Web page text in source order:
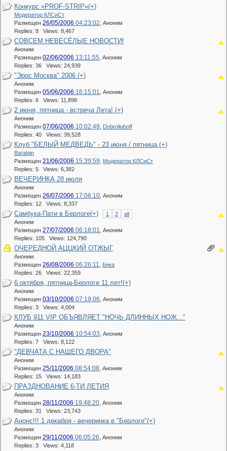
Конкурс «PROF-STRIP»(+)
Модератор КЛСиСт
Размещен 26/05/2006 04:23:02 Аноним
Replies: 8 Views: 8,467
СОВСЕМ НЕВЕСЁЛЫЕ НОВОСТИ!
Аноним
Размещен 02/06/2006 13:11:55 Аноним
Replies: 36 Views: 24,939
"Эрос Москва" 2006 (+)
Аноним
Размещен 05/06/2006 16:15:01 Аноним
Replies: 6 Views: 11,898
2 июня, пятница - встреча Лета! (+)
Аноним
Размещен 07/06/2006 10:02:49
Dobroliuboff
Replies: 40 Views: 39,528
Клуб "БЕЛЫЙ МЕДВЕДЬ" - 23 июня / пятница (+)
Baralgin
Размещен 21/06/2006 15:39:59
Модератор КЛСиСт
Replies: 5 Views: 6,382
ВЕЧЕРИНКА 28 июля
Аноним
Размещен 26/07/2006 17:06:10 Аноним
Replies: 12 Views: 8,337
Самбука-Пати в Берлоге(+) 1 2
all
Аноним
Размещен 27/07/2006 06:18:01 Аноним
Replies: 105 Views: 124,790
ОЧЕРЕДНОЙ АЦЦКИЙ ОТЖЫГ
Аноним
Размещен 26/08/2006 06:26:11
Бяка
Replies: 26 Views: 22,359
6 октября, пятница-Берлоге 11 лет!(+)
Аноним
Размещен 03/10/2006 07:19:06 Аноним
Replies: 3 Views: 4,004
КЛУБ 911 VIP ОБЪЯВЛЯЕТ "НОЧЬ ДЛИННЫХ НОЖ..."
Аноним
Размещен 23/10/2006 10:54:03 Аноним
Replies: 7 Views: 8,122
"ДЕВЧАТА С НАШЕГО ДВОРА"
Аноним
Размещен 25/11/2006 08:54:08 Аноним
Replies: 15 Views: 14,183
ПРАЗДНОВАНИЕ 6-ТИ ЛЕТИЯ
Аноним
Размещен 28/11/2006 19:48:20 Аноним
Replies: 31 Views: 23,743
Анонс!!! 1 декабря - вечеринка в "Берлоге"(+)
Аноним
Размещен 29/11/2006 06:05:26 Аноним
Replies: 3 Views: 4,118